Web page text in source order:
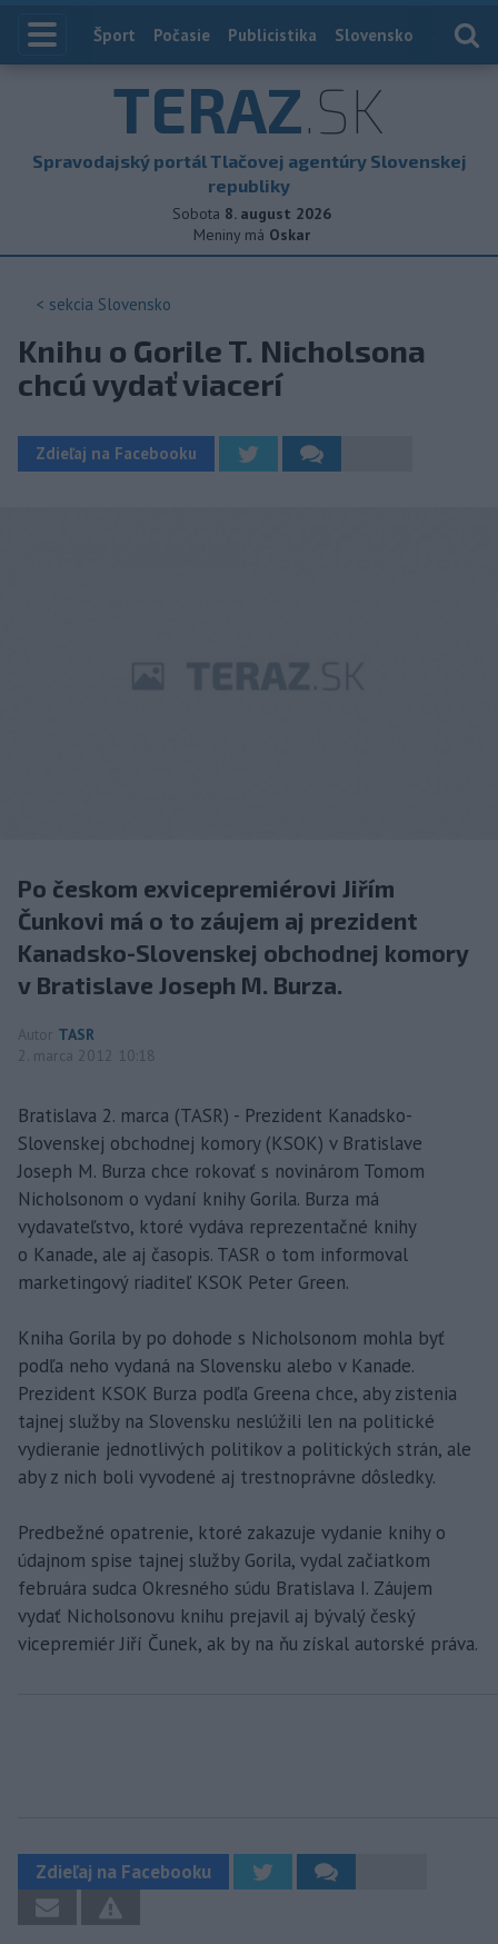
Index
Šport Počasie Publicistika Slovensko
TERAZ.SK
Spravodajský portál Tlačovej agentúry Slovenskej
republiky
Sobota 8. august 2026
Meniny má Oskar
< sekcia Slovensko
Knihu o Gorile T. Nicholsona
chcú vydať viacerí
Zdieľaj na Facebooku
Po českom exvicepremiérovi Jiřím
Čunkovi má o to záujem aj prezident
Kanadsko-Slovenskej obchodnej komory
v Bratislave Joseph M. Burza.
Autor TASR
2. marca 2012 10:18
Bratislava 2. marca (TASR) - Prezident Kanadsko-
Slovenskej obchodnej komory (KSOK) v Bratislave
Joseph M. Burza chce rokovať s novinárom Tomom
Nicholsonom o vydaní knihy Gorila. Burza má
vydavateľstvo, ktoré vydáva reprezentačné knihy
o Kanade, ale aj časopis. TASR o tom informoval
marketingový riaditeľ KSOK Peter Green.
Kniha Gorila by po dohode s Nicholsonom mohla byť
podľa neho vydaná na Slovensku alebo v Kanade.
Prezident KSOK Burza podľa Greena chce, aby zistenia
tajnej služby na Slovensku neslúžili len na politické
vydieranie jednotlivých politikov a politických strán, ale
aby z nich boli vyvodené aj trestnoprávne dôsledky.
Predbežné opatrenie, ktoré zakazuje vydanie knihy o
údajnom spise tajnej služby Gorila, vydal začiatkom
februára sudca Okresného súdu Bratislava I. Záujem
vydať Nicholsonovu knihu prejavil aj bývalý český
vicepremiér Jiří Čunek, ak by na ňu získal autorské práva.
Zdieľaj na Facebooku